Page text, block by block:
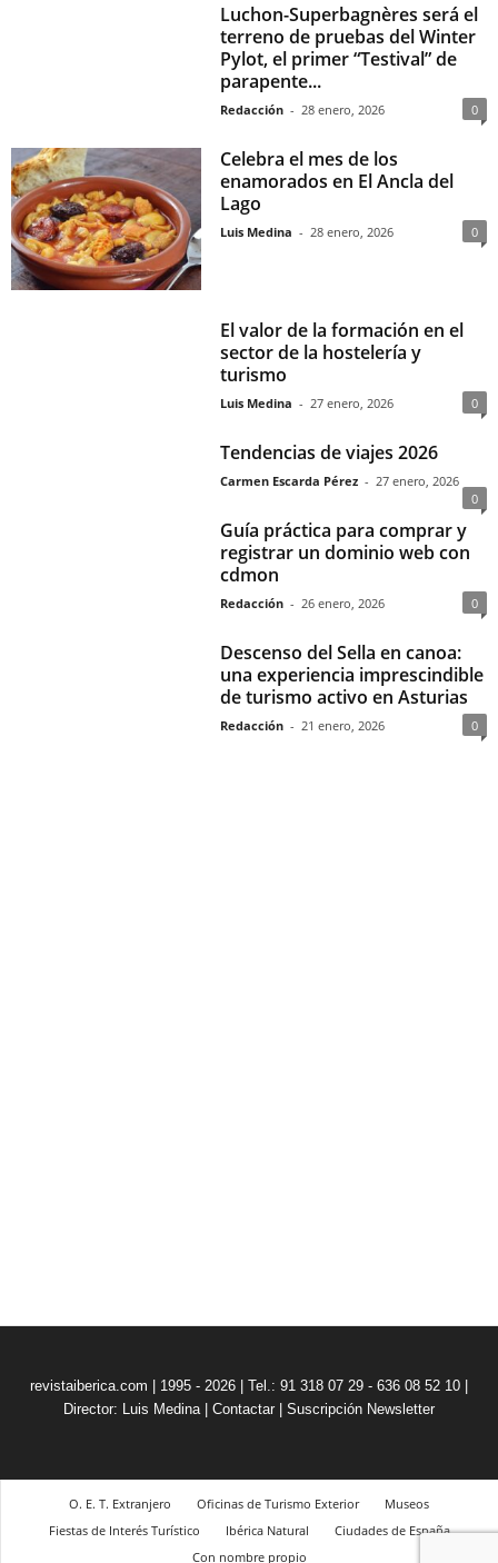
Luchon-Superbagnères será el
terreno de pruebas del Winter
Pylot, el primer “Testival” de
parapente...
Redacción - 28 enero, 2026 0
Celebra el mes de los
enamorados en El Ancla del
Lago
Luis Medina - 28 enero, 2026 0
El valor de la formación en el
sector de la hostelería y
turismo
Luis Medina - 27 enero, 2026 0
Tendencias de viajes 2026
Carmen Escarda Pérez - 27 enero, 2026
0
Guía práctica para comprar y
registrar un dominio web con
cdmon
Redacción - 26 enero, 2026 0
Descenso del Sella en canoa:
una experiencia imprescindible
de turismo activo en Asturias
Redacción - 21 enero, 2026 0
revistaiberica.com | 1995 - 2026 | Tel.: 91 318 07 29 - 636 08 52 10 |
Director: Luis Medina
Contactar Suscripción Newsletter
O. E. T. Extranjero Oficinas de Turismo Exterior
Museos
Fiestas de Interés Turístico
Ibérica Natural
Ciudades de España
Con nombre propio